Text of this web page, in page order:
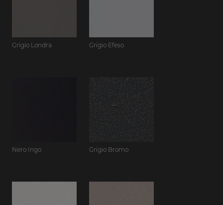
Grigio Londra Grigio Efeso
Nero Ingo Grigio Bromo